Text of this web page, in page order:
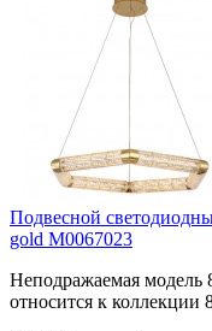
Подвесной
gold М0067023
Неподражаемая модель
относится к коллекции